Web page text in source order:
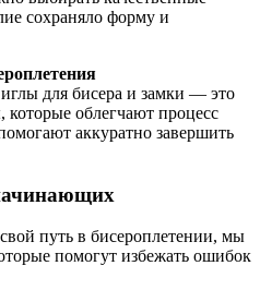
сохраняло форму и
для бисера и замки — это
облегчают процесс
аккуратно завершить
путь в бисероплетении, мы
помогут избежать ошибок